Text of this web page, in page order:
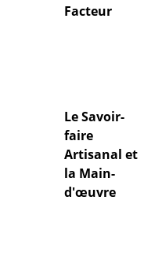
Facteur
Le Savoir-
faire
Artisanal et
la Main-
d'œuvre